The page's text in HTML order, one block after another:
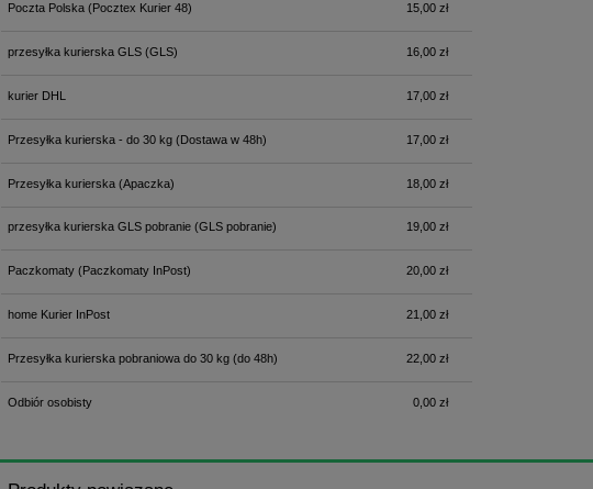
płatności
Poczta Polska(Pocztex Kurier 48) 15,00 zł
przesyłka kurierska GLS(GLS) 16,00 zł
kurier DHL 17,00 zł
Przesyłka kurierska - do 30 kg(Dostawa w 48h) 17,00 zł
Przesyłka kurierska (Apaczka) 18,00 zł
przesyłka kurierska GLS pobranie(GLS pobranie) 19,00 zł
Paczkomaty(Paczkomaty InPost) 20,00 zł
home Kurier InPost 21,00 zł
Przesyłka kurierska pobraniowa do 30 kg(do 48h) 22,00 zł
Odbiór osobisty 0,00 zł